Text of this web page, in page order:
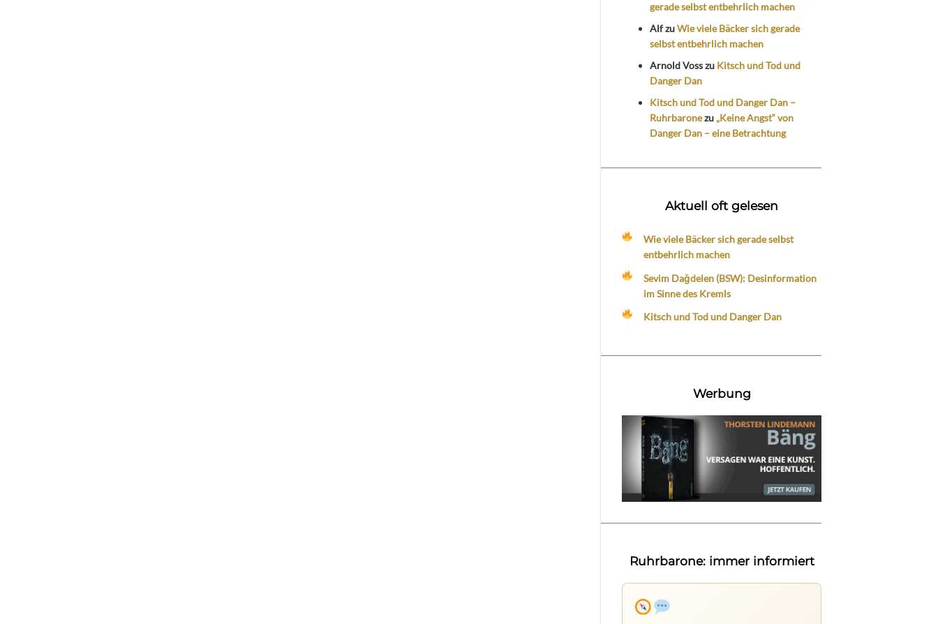
gerade selbst entbehrlich machen
AlfzuWie viele Bäcker sich gerade
selbst entbehrlich machen
Arnold Vosszu Kitsch und Tod und
Danger Dan
Kitsch und Tod und Danger Dan –
Ruhrbaronezu „Keine Angst“ von
Danger Dan – eine Betrachtung
Aktuell oft gelesen
Wie viele Bäcker sich gerade selbst
entbehrlich machen
Sevim Dağdelen (BSW): Desinformation
im Sinne des Kremls
Kitsch und Tod und Danger Dan
Werbung
Ruhrbarone: immer informiert